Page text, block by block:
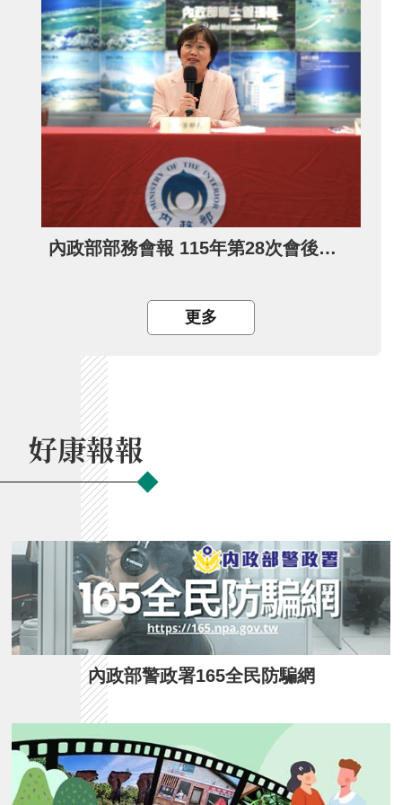
內政部部務會報 115年第28次會後記者會
更多
好康報報
內政部警政署165全民防騙網